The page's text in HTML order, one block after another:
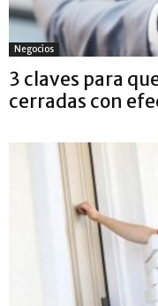
Negocios
3 claves para
cerradas con